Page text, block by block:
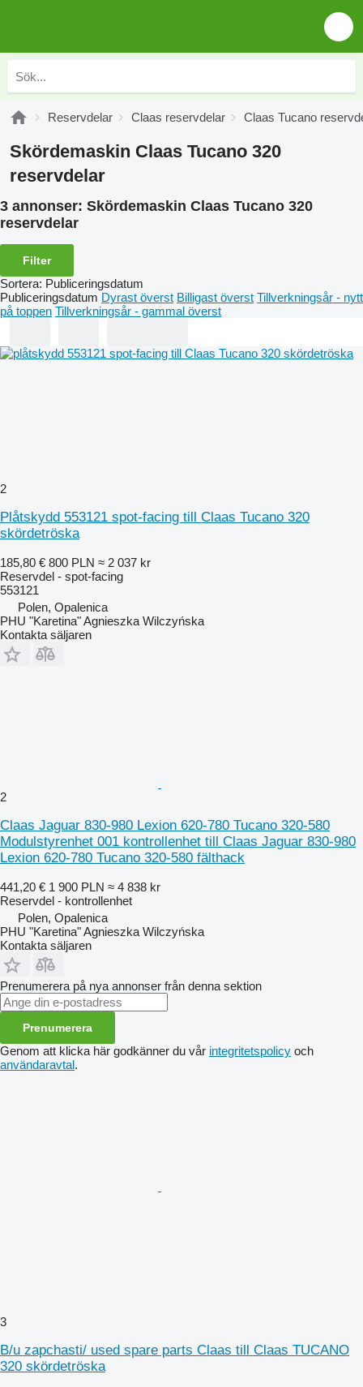
Reservdelar Claas reservdelar Claas Tucano
Skördemaskin Claas Tucano 320
reservdelar
3 annonser: Skördemaskin Claas Tucano 320
reservdelar
Filter
Sortera: Publiceringsdatum
Publiceringsdatum Dyrast överst Billigast överst Tillverkningsår - nytt
på toppen Tillverkningsår - gammal överst
2
Plåtskydd 553121 spot-facing till Claas Tucano 320
skördetröska
185,80 € 800 PLN ≈ 2 037 kr
Reservdel - spot-facing
553121
Polen, Opalenica
PHU "Karetina" Agnieszka Wilczyńska
Kontakta säljaren
2
Claas Jaguar 830-980 Lexion 620-780 Tucano 320-580
Modulstyrenhet 001 kontrollenhet till Claas Jaguar 830-980
Lexion 620-780 Tucano 320-580 fälthack
441,20 € 1 900 PLN ≈ 4 838 kr
Reservdel - kontrollenhet
Polen, Opalenica
PHU "Karetina" Agnieszka Wilczyńska
Kontakta säljaren
Prenumerera på nya annonser från denna sektion
Prenumerera
Genom att klicka här godkänner du vår integritetspolicy och
användaravtal.
3
B/u zapchasti/ used spare parts Claas till Claas TUCANO
320 skördetröska